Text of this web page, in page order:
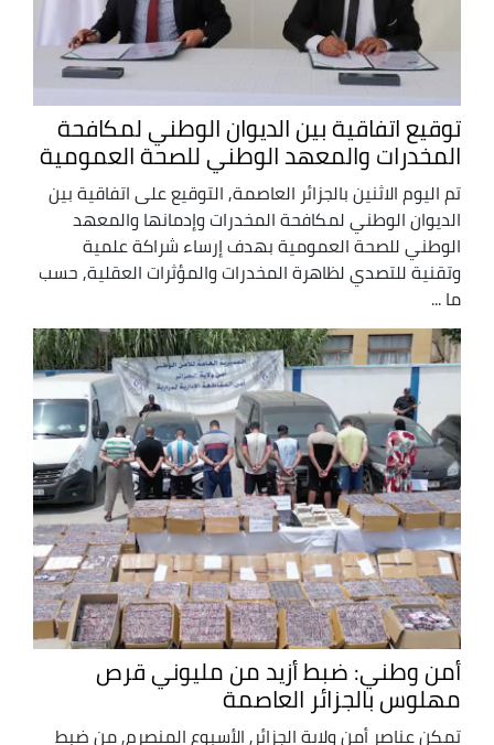
توقيع اتفاقية بين الديوان الوطني لمكافحة
المخدرات والمعهد الوطني للصحة العمومية
تم اليوم الاثنين بالجزائر العاصمة, التوقيع على اتفاقية بين
الديوان الوطني لمكافحة المخدرات وإدمانها والمعهد
الوطني للصحة العمومية بهدف إرساء شراكة علمية
وتقنية للتصدي لظاهرة المخدرات والمؤثرات العقلية, حسب
ما ...
أمن وطني: ضبط أزيد من مليوني قرص
مهلوس بالجزائر العاصمة
تمكن عناصر أمن ولاية الجزائر, الأسبوع المنصرم, من ضبط